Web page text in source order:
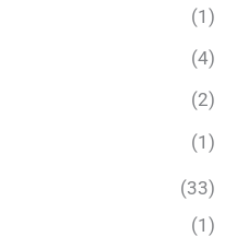
(1)
(4)
(2)
(1)
(33)
(1)